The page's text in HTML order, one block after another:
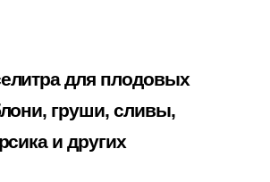
для плодовых
груши, сливы,
и других